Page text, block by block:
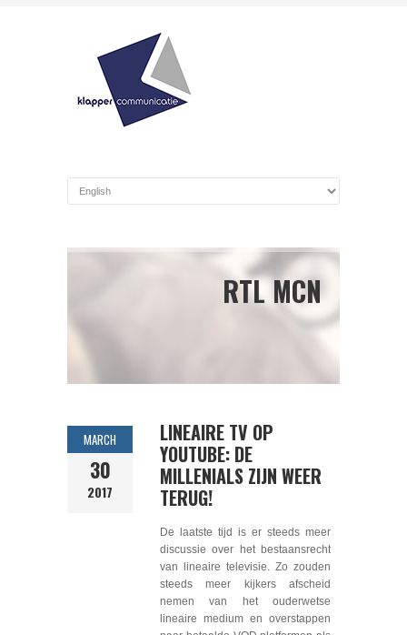
RTL MCN
MARCH
30
2017
LINEAIRE TV OP
YOUTUBE: DE
MILLENIALS ZIJN WEER
TERUG!
De laatste tijd is er steeds meer
discussie over het bestaansrecht
van lineaire televisie. Zo zouden
steeds meer kijkers afscheid
nemen van het ouderwetse
lineaire medium en overstappen